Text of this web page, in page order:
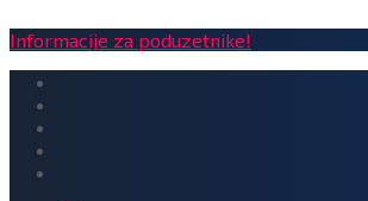
Informacije za poduzetnike!